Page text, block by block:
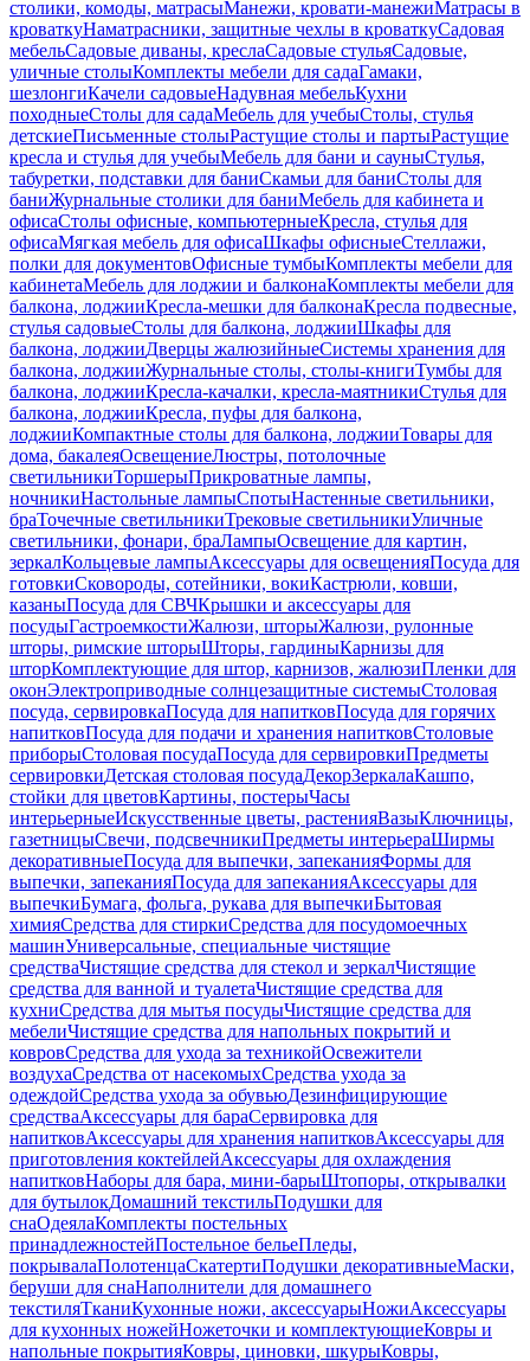
столики, комоды, матрасыМанежи, кровати-манежиМатрасы в
кроваткуНаматрасники, защитные чехлы в кроваткуСадовая
мебельСадовые диваны, креслаСадовые стульяСадовые,
уличные столыКомплекты мебели для садаГамаки,
шезлонгиКачели садовыеНадувная мебельКухни
походныеСтолы для садаМебель для учебыСтолы, стулья
детскиеПисьменные столыРастущие столы и партыРастущие
кресла и стулья для учебыМебель для бани и сауныСтулья,
табуретки, подставки для баниСкамьи для баниСтолы для
баниЖурнальные столики для баниМебель для кабинета и
офисаСтолы офисные, компьютерныеКресла, стулья для
офисаМягкая мебель для офисаШкафы офисныеСтеллажи,
полки для документовОфисные тумбыКомплекты мебели для
кабинетаМебель для лоджии и балконаКомплекты мебели для
балкона, лоджииКресла-мешки для балконаКресла подвесные,
стулья садовыеСтолы для балкона, лоджииШкафы для
балкона, лоджииДверцы жалюзийныеСистемы хранения для
балкона, лоджииЖурнальные столы, столы-книгиТумбы для
балкона, лоджииКресла-качалки, кресла-маятникиСтулья для
балкона, лоджииКресла, пуфы для балкона,
лоджииКомпактные столы для балкона, лоджииТовары для
дома, бакалеяОсвещениеЛюстры, потолочные
светильникиТоршерыПрикроватные лампы,
ночникиНастольные лампыСпотыНастенные светильники,
браТочечные светильникиТрековые светильникиУличные
светильники, фонари, браЛампыОсвещение для картин,
зеркалКольцевые лампыАксессуары для освещенияПосуда для
готовкиСковороды, сотейники, вокиКастрюли, ковши,
казаныПосуда для СВЧКрышки и аксессуары для
посудыГастроемкостиЖалюзи, шторыЖалюзи, рулонные
шторы, римские шторыШторы, гардиныКарнизы для
шторКомплектующие для штор, карнизов, жалюзиПленки для
оконЭлектроприводные солнцезащитные системыСтоловая
посуда, сервировкаПосуда для напитковПосуда для горячих
напитковПосуда для подачи и хранения напитковСтоловые
приборыСтоловая посудаПосуда для сервировкиПредметы
сервировкиДетская столовая посудаДекорЗеркалаКашпо,
стойки для цветовКартины, постерыЧасы
интерьерныеИскусственные цветы, растенияВазыКлючницы,
газетницыСвечи, подсвечникиПредметы интерьераШирмы
декоративныеПосуда для выпечки, запеканияФормы для
выпечки, запеканияПосуда для запеканияАксессуары для
выпечкиБумага, фольга, рукава для выпечкиБытовая
химияСредства для стиркиСредства для посудомоечных
машинУниверсальные, специальные чистящие
средстваЧистящие средства для стекол и зеркалЧистящие
средства для ванной и туалетаЧистящие средства для
кухниСредства для мытья посудыЧистящие средства для
мебелиЧистящие средства для напольных покрытий и
ковровСредства для ухода за техникойОсвежители
воздухаСредства от насекомыхСредства ухода за
одеждойСредства ухода за обувьюДезинфицирующие
средстваАксессуары для бараСервировка для
напитковАксессуары для хранения напитковАксессуары для
приготовления коктейлейАксессуары для охлаждения
напитковНаборы для бара, мини-барыШтопоры, открывалки
для бутылокДомашний текстильПодушки для
снаОдеялаКомплекты постельных
принадлежностейПостельное бельеПледы,
покрывалаПолотенцаСкатертиПодушки декоративныеМаски,
беруши для снаНаполнители для домашнего
текстиляТканиКухонные ножи, аксессуарыНожиАксессуары
для кухонных ножейНожеточки и комплектующиеКовры и
напольные покрытияКовры, циновки, шкурыКовры,